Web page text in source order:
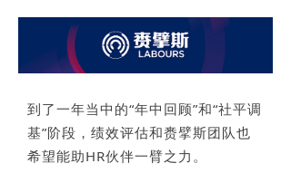
到了一年当中的“年中回顾”和“社平调
基”阶段，绩效评估和赉擘斯团队也
希望能助HR伙伴一臂之力。